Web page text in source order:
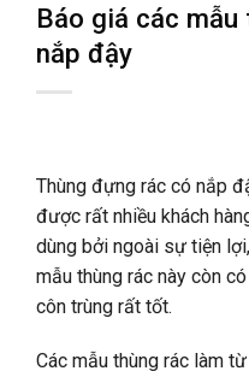
Báo giá các
nắp đậy
Thùng đựng rác có nắp
được rất nhiều khách
dùng bởi ngoài sự tiện
mẫu thùng rác này còn
côn trùng rất tốt.
Các mẫu thùng rác làm